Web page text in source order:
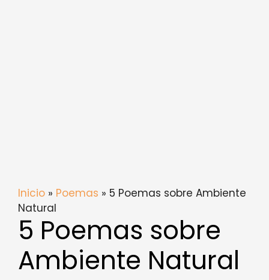
Inicio » Poemas » 5 Poemas sobre Ambiente
Natural
5 Poemas sobre
Ambiente Natural